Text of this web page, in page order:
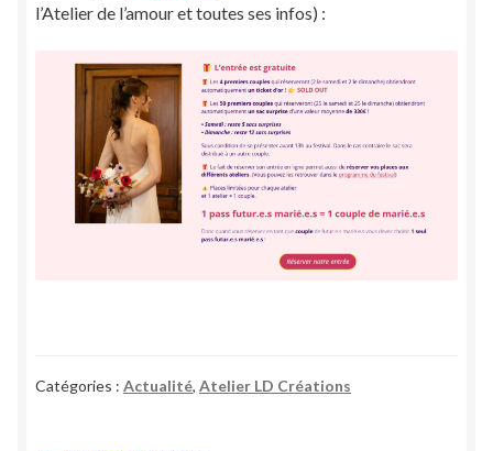
l’Atelier de l’amour et toutes ses infos) :
Catégories : Actualité, Atelier LD Créations